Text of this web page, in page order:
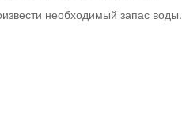
необходимый запас воды.